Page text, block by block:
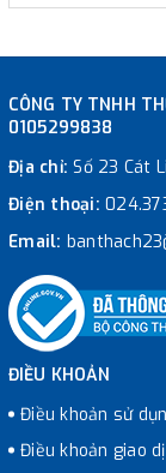
CÔNG TY TNHH
0105299838
Địa chỉ:Số 23 Cát
Điện thoại:
Email:
ĐIỀU KHOẢN
Điều khoản sử
Điều khoản giao